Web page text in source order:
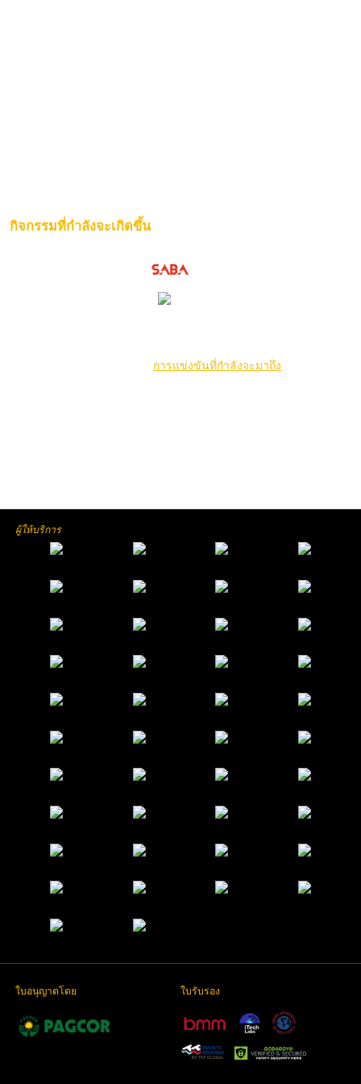
กิจกรรมที่กำลังจะเกิดขึ้น
การแข่งขันที่กำลังจะมาถึง
ผู้ให้บริการ
ใบอนุญาตโดย ใบรับรอง